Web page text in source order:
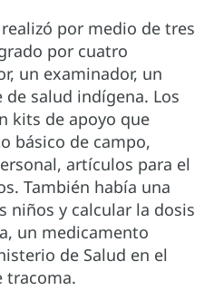
por medio de tres
por cuatro
un examinador, un
salud indígena. Los
kits de apoyo que
básico de campo,
artículos para el
También había una
niños y calcular la dosis
un medicamento
de Salud en el
tracoma.